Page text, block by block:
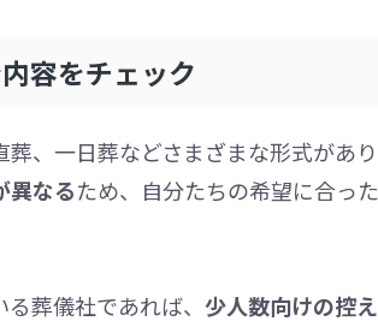
容をチェック
、一日葬などさまざまな形式があ
異なるため、自分たちの希望に合っ
葬儀社であれば、 少人数向けの控